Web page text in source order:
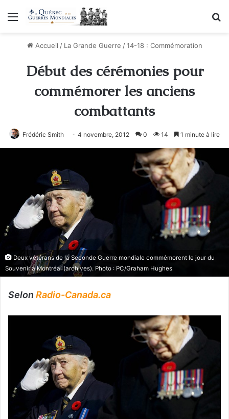
Menu
Accueil / La Grande Guerre / 14-18 : Commémoration
Début des cérémonies pour
commémorer les anciens
combattants
Frédéric Smith 4 novembre, 2012 0 14 1 minute à lire
Deux vétérans de la Seconde Guerre mondiale commémorent le jour du
Souvenir à Montréal (archives). Photo : PC/Graham Hughes
Selon Radio-Canada.ca